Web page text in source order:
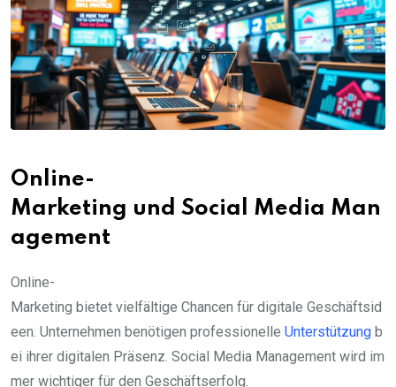
Online-
Marketing und Social Media Man
agement
Online-
Marketing bietet vielfältige Chancen für digitale Geschäftsid
een. Unternehmen benötigen professionelle Unterstützung b
ei ihrer digitalen Präsenz. Social Media Management wird im
mer wichtiger für den Geschäftserfolg.